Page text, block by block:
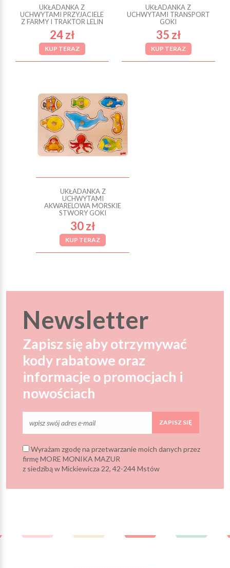
UKŁADANKA Z
UCHWYTAMI PRZYJACIELE
Z FARMY I TRAKTOR LELIN
24 zł
KUP TERAZ
UKŁADANKA Z
UCHWYTAMI TRANSPORT
GOKI
35 zł
KUP TERAZ
UKŁADANKA Z
UCHWYTAMI
AKWARELOWA MORSKIE
STWORY GOKI
30 zł
KUP TERAZ
Newsletter
Zapisz się aby otrzymywać
kody rabatowe oraz
informacje o promocjach i
nowościach
ZAPISZ SIĘ
Wyrażam zgodę na przetwarzanie moich danych przez
firmę MORE MONIKA MAZUR
z siedzibą w Mickiewicza 22, 42-244 Mstów